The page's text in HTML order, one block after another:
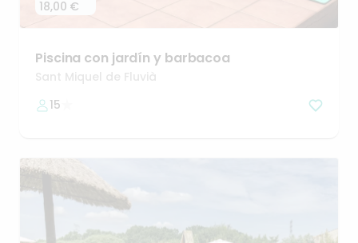
18,00 €
Piscina con jardín y barbacoa
Sant Miquel de Fluvià
15